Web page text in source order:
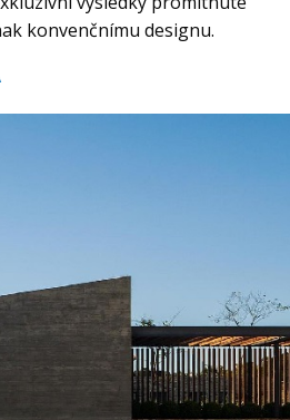
konvenčnímu designu.